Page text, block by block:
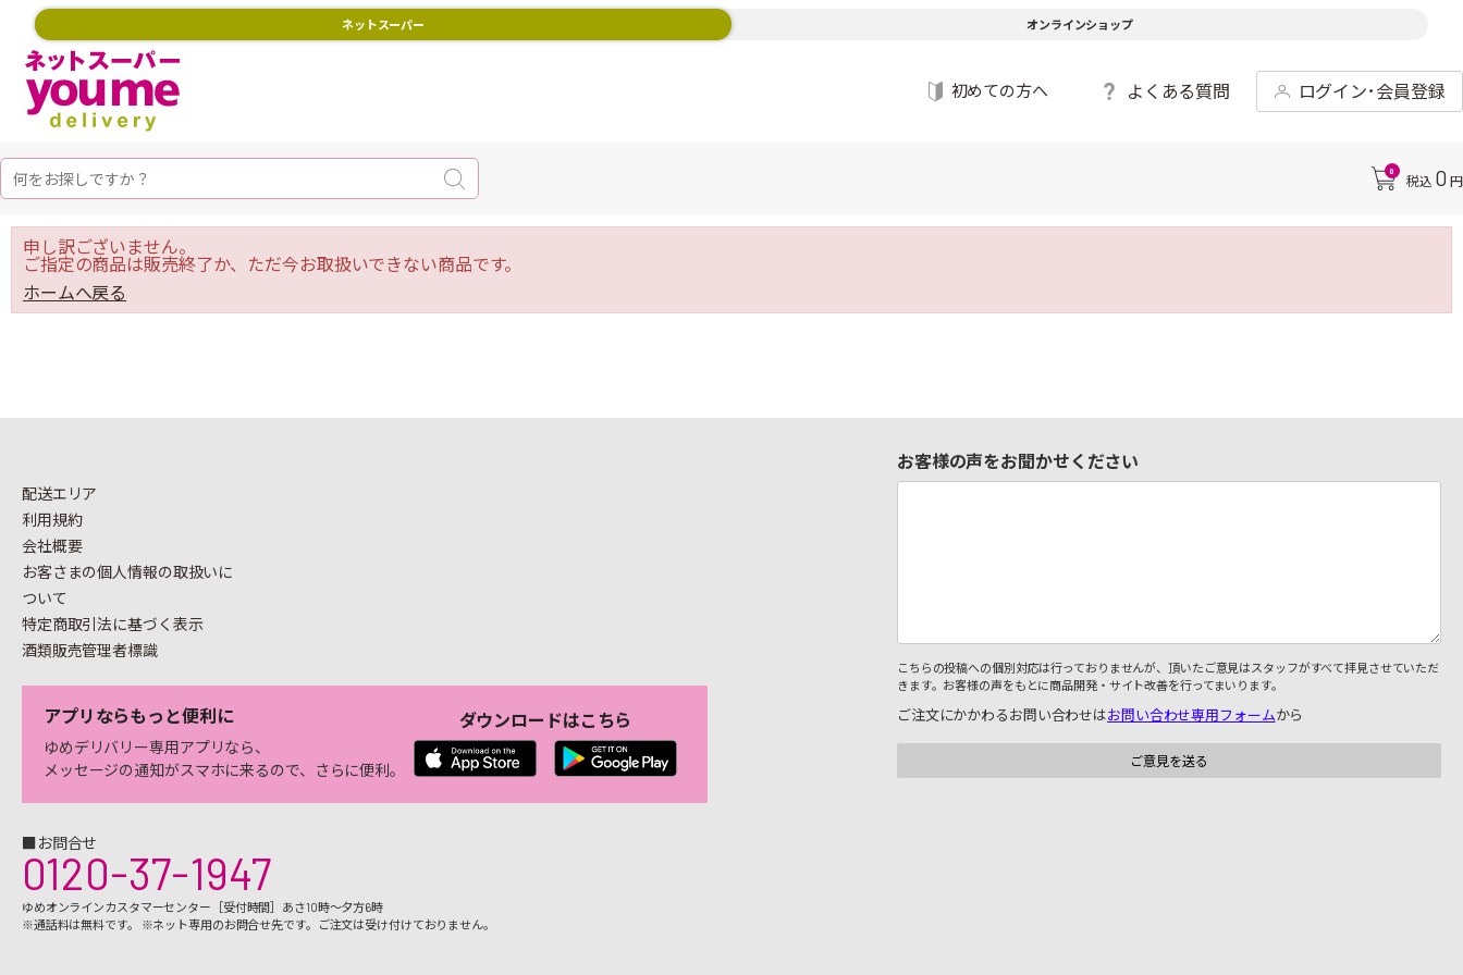
ネットスーパー オンラインショップ
初めての方へ よくある質問 ログイン･会員登録
0
税込 0 円
申し訳ございません。
ご指定の商品は販売終了か、ただ今お取扱いできない商品です。
ホームへ戻る
配送エリア
利用規約
会社概要
お客さまの個人情報の取扱いに
ついて
特定商取引法に基づく表示
酒類販売管理者標識
アプリならもっと便利に
ゆめデリバリー専用アプリなら、
メッセージの通知がスマホに来るので、さらに便利。
ダウンロードはこちら
■お問合せ
0120-37-1947
ゆめオンラインカスタマーセンター［受付時間］あさ10時～夕方6時
※通話料は無料です。 ※ネット専用のお問合せ先です。ご注文は受け付けておりません。
お客様の声をお聞かせください
こちらの投稿への個別対応は行っておりませんが、頂いたご意見はスタッフがすべて拝見させていただ
きます。お客様の声をもとに商品開発・サイト改善を行ってまいります。
ご注文にかかわるお問い合わせはお問い合わせ専用フォームから